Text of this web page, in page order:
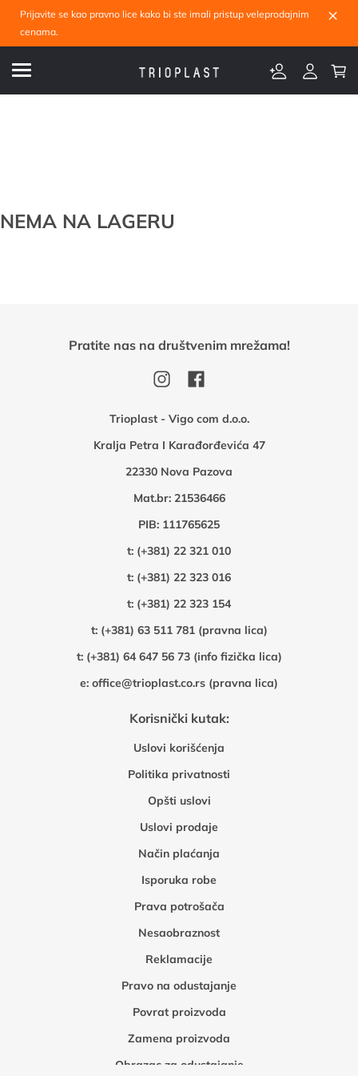
Prijavite se kao pravno lice kako bi ste imali pristup veleprodajnim
cenama.
×
NEMA NA LAGERU
Trioplast - Vigo com d.o.o.
Kralja Petra I Karađorđevića 47
22330 Nova Pazova
Mat.br: 21536466
PIB: 111765625
t: (+381) 22 321 010
t: (+381) 22 323 016
t: (+381) 22 323 154
t: (+381) 63 511 781 (pravna lica)
t: (+381) 64 647 56 73 (info fizička lica)
e: office@trioplast.co.rs (pravna lica)
Korisnički kutak:
Uslovi korišćenja
Politika privatnosti
Opšti uslovi
Uslovi prodaje
Način plaćanja
Isporuka robe
Prava potrošača
Nesaobraznost
Reklamacije
Pravo na odustajanje
Povrat proizvoda
Zamena proizvoda
Obrazac za odustajanje
Pratite nas na društvenim mrežama!